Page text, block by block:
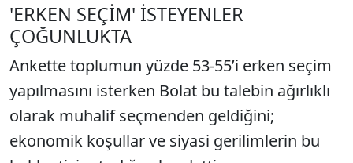
'ERKEN SEÇİM' İSTEYENLER
ÇOĞUNLUKTA
Ankette toplumun yüzde 53-55’i erken seçim
yapılmasını isterken Bolat bu talebin ağırlıklı
olarak muhalif seçmenden geldiğini;
ekonomik koşullar ve siyasi gerilimlerin bu